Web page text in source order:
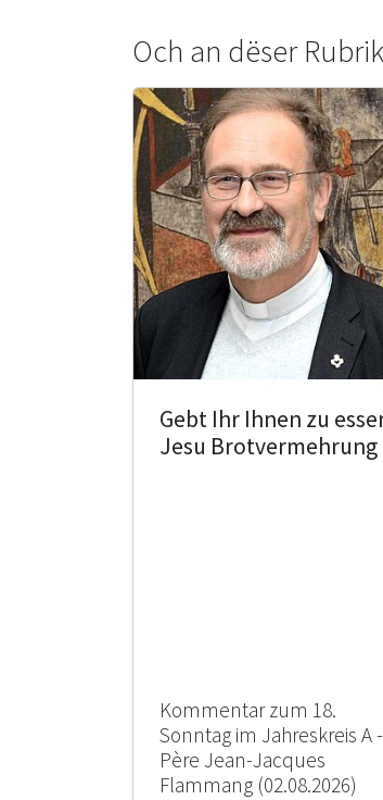
Och an dëser Rubrik
Gebt Ihr Ihnen zu
Jesu Brotvermehrung
Kommentar zum 18.
Sonntag im Jahreskreis A -
Père Jean-Jacques
Flammang (02.08.2026)